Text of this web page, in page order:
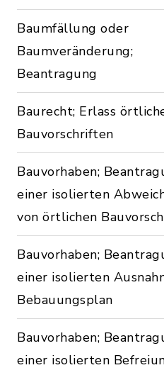
Baumfällung oder
Baumveränderung;
Beantragung
Baurecht; Erlass
Bauvorschriften
Bauvorhaben;
einer isolierten
von örtlichen
Bauvorhaben;
einer isolierten
Bebauungsplan
Bauvorhaben;
einer isolierten